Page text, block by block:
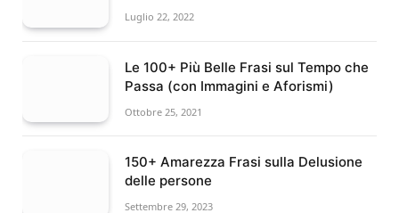
Luglio 22, 2022
Le 100+ Più Belle Frasi sul Tempo che
Passa (con Immagini e Aforismi)
Ottobre 25, 2021
150+ Amarezza Frasi sulla Delusione
delle persone
Settembre 29, 2023